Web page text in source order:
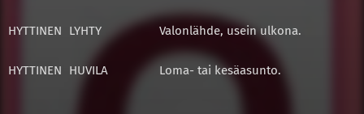
HYTTINEN LYHTY Valonlähde, usein ulkona.
HYTTINEN HUVILA Loma- tai kesäasunto.